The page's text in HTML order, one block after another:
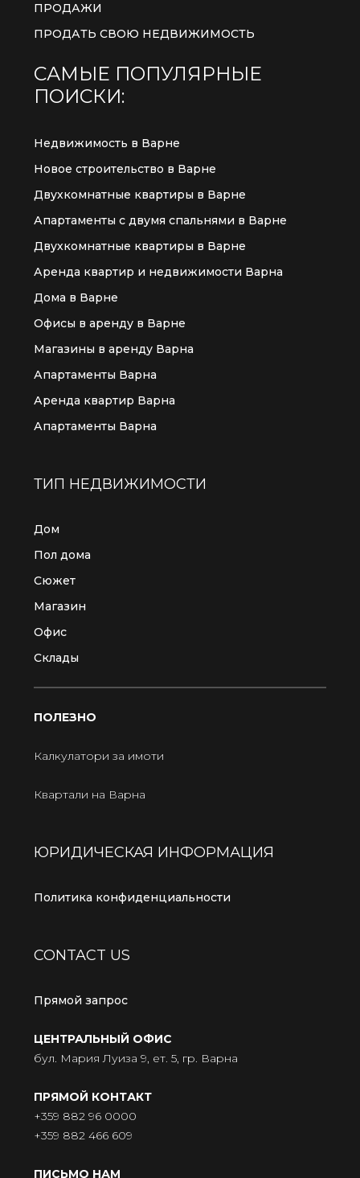
ПРОДАЖИ
ПРОДАТЬ СВОЮ НЕДВИЖИМОСТЬ
САМЫЕ ПОПУЛЯРНЫЕ
ПОИСКИ:
Недвижимость в Варне
Новое строительство в Варне
Двухкомнатные квартиры в Варне
Апартаменты с двумя спальнями в Варне
Двухкомнатные квартиры в Варне
Аренда квартир и недвижимости Варна
Дома в Варне
Офисы в аренду в Варне
Магазины в аренду Варна
Апартаменты Варна
Аренда квартир Варна
Апартаменты Варна
ТИП НЕДВИЖИМОСТИ
Дом
Пол дома
Сюжет
Магазин
Офис
Склады
ПОЛЕЗНО
Калкулатори за имоти
Квартали на Варна
ЮРИДИЧЕСКАЯ ИНФОРМАЦИЯ
Политика конфиденциальности
CONTACT US
Прямой запрос
ЦЕНТРАЛЬНЫЙ ОФИС
бул. Мария Луиза 9, ет. 5, гр. Варна
ПРЯМОЙ КОНТАКТ
+359 882 96 0000
+359 882 466 609
ПИСЬМО НАМ